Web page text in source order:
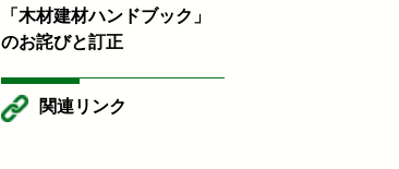
「木材建材ハンドブック」
のお詫びと訂正
関連リンク